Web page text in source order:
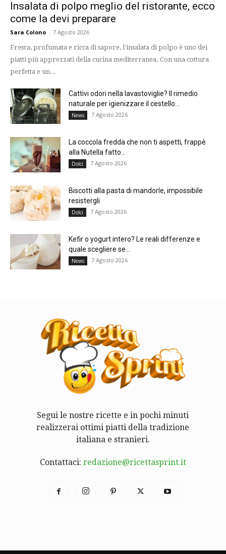
Insalata di polpo meglio del ristorante, ecco
come la devi preparare
Sara Colono - 7 Agosto 2026
Fresca, profumata e ricca di sapore, l'insalata di polpo è uno dei
piatti più apprezzati della cucina mediterranea. Con una cottura
perfetta e un...
Cattivi odori nella lavastoviglie? Il rimedio
naturale per igienizzare il cestello...
News 7 Agosto 2026
La coccola fredda che non ti aspetti, frappè
alla Nutella fatto...
Dolci 7 Agosto 2026
Biscotti alla pasta di mandorle, impossibile
resistergli
Dolci 7 Agosto 2026
Kefir o yogurt intero? Le reali differenze e
quale scegliere se...
News 7 Agosto 2026
Segui le nostre ricette e in pochi minuti
realizzerai ottimi piatti della tradizione
italiana e stranieri.
Contattaci: redazione@ricettasprint.it